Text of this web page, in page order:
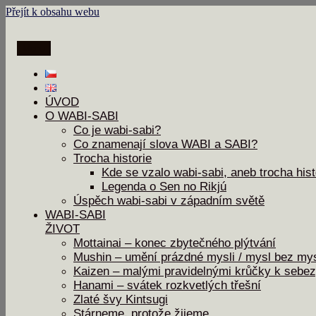
Přejít k obsahu webu
ÚVOD
O WABI-SABI
Co je wabi-sabi?
Co znamenají slova WABI a SABI?
Trocha historie
Kde se vzalo wabi-sabi, aneb trocha
Legenda o Sen no Rikjú
Úspěch wabi-sabi v západním světě
WABI-SABI
ŽIVOT
Mottainai – konec zbytečného plýtvání
Mushin – umění prázdné mysli / mysl bez
Kaizen – malými pravidelnými krůčky k
Hanami – svátek rozkvetlých třešní
Zlaté švy Kintsugi